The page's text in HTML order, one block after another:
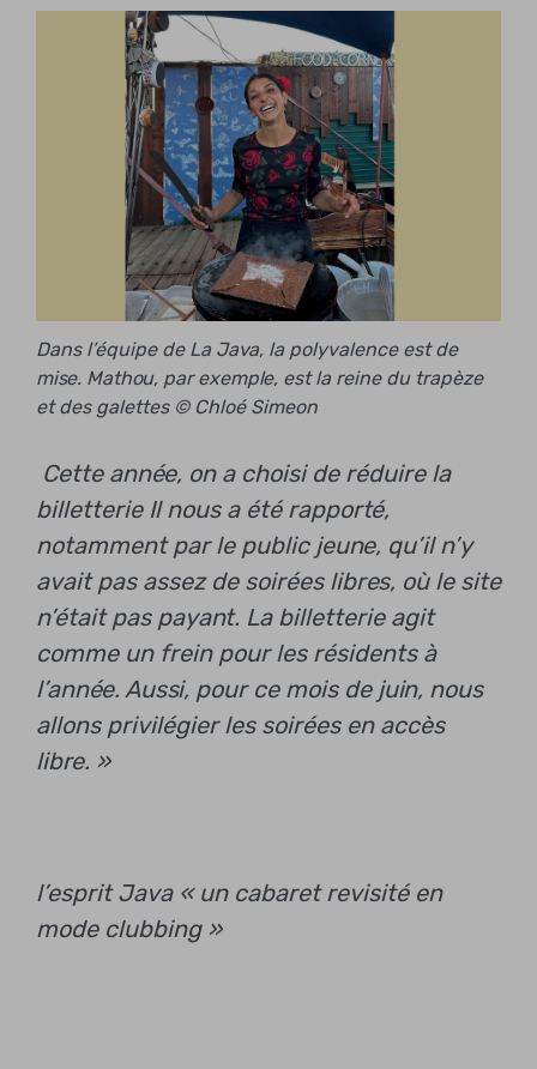
Dans l’équipe de La Java, la polyvalence est de
mise. Mathou, par exemple, est la reine du trapèze
et des galettes © Chloé Simeon
Cette année, on a choisi de réduire la
billetterieIl nous a été rapporté,
notamment par le public jeune, qu’il n’y
avait pas assez de soirées libres, où le site
n’était pas payant. La billetterie agit
comme un frein pour les résidents à
l’année. Aussi, pour ce mois de juin, nous
allons privilégier les soirées en accès
libre. »
l’esprit Java« un cabaret revisité en
mode clubbing »